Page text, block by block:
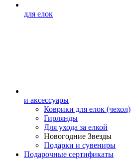
для елок
и аксессуары
Коврики для елок (чехол)
Гирлянды
Для ухода за елкой
Новогодние Звезды
Подарки и сувениры
Подарочные сертификаты